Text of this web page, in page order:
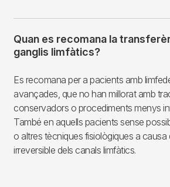
Quan es recomana la
ganglis limfàtics?
Es recomana per a pacients amb
avançades, que no han millorat amb
conservadors o procediments menys
També en aquells pacients sense
o altres tècniques fisiològiques a
irreversible dels canals limfàtics.